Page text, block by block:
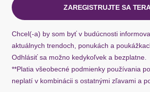
ZAREGISTRUJTE SA
Chcel(-a) by som byť v budúcnosti
aktuálnych trendoch, ponukách a
Odhlásiť sa možno kedykoľvek a bezplatne.
**Platia všeobecné podmienky používania
neplatí v kombinácii s ostatnými zľavami a